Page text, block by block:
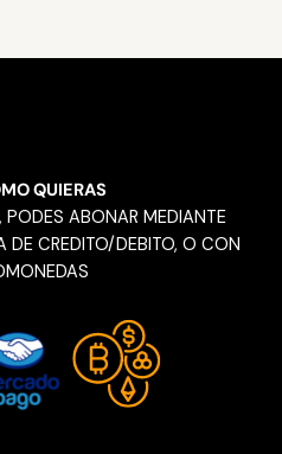
QUIERAS
ABONAR MEDIANTE
DE CREDITO/DEBITO, O CON